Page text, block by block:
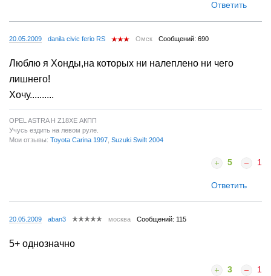
Ответить
20.05.2009 danila civic ferio RS Омск Сообщений: 690
Люблю я Хонды,на которых ни налеплено ни чего
лишнего!
Хочу..........
OPEL ASTRA H Z18XE АКПП
Учусь ездить на левом руле.
Мои отзывы: Toyota Carina 1997 Suzuki Swift 2004
5 1
Ответить
20.05.2009 aban3 москва Сообщений: 115
5+ однозначно
3 1